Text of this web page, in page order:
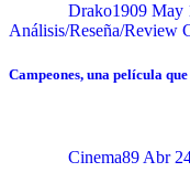
Drako1909 May
Análisis/Reseña/Review
Campeones, una película
Cinema89 Abr